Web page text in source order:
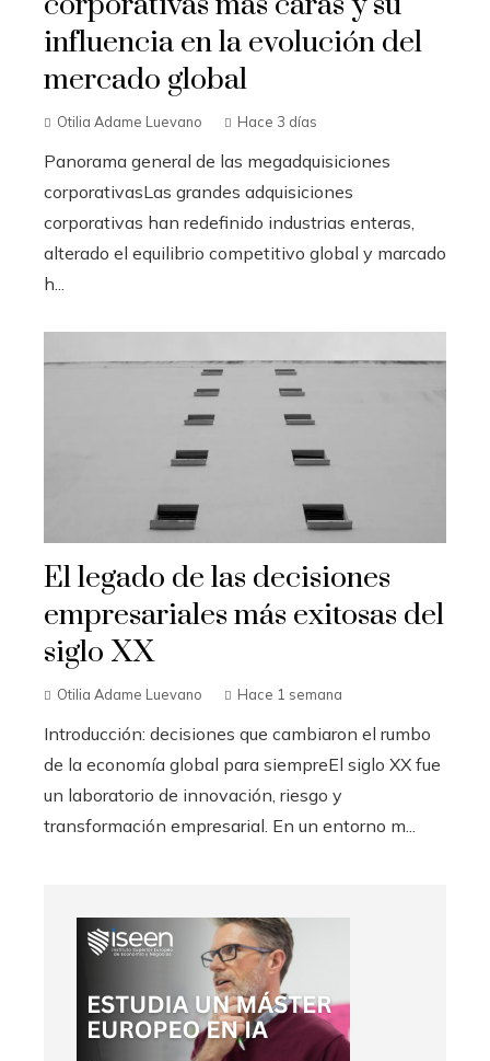
influencia en la evolución del
mercado global
Otilia Adame Luevano Hace 3 días
Panorama general de las megadquisiciones
corporativasLas grandes adquisiciones
corporativas han redefinido industrias enteras,
alterado el equilibrio competitivo global y marcado
h...
El legado de las decisiones
empresariales más exitosas del
siglo XX
Otilia Adame Luevano Hace 1 semana
Introducción: decisiones que cambiaron el rumbo
de la economía global para siempreEl siglo XX fue
un laboratorio de innovación, riesgo y
transformación empresarial. En un entorno m...